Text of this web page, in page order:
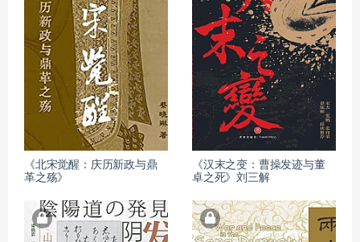
《北宋觉醒：庆历新政与鼎
革之殇》
《汉末之变：曹操发迹与董
卓之死》刘三解